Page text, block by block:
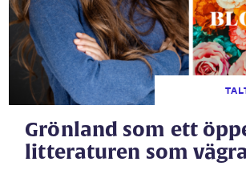
Grönland som ett
litteraturen som